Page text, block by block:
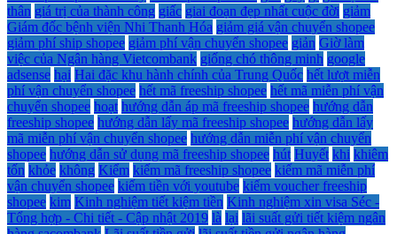
thân giá trị của thành công giấc giai đoạn đẹp nhất cuộc đời giảm
Giám đốc bệnh viện Nhi Thanh Hóa giảm giá vận chuyển shopee
giảm phí ship shopee giảm phí vận chuyển shopee giản Giờ làm
việc của Ngân hàng Vietcombank giống chó thông minh google
adsense hại Hai đặc khu hành chính của Trung Quốc hết lượt miễn
phí vận chuyển shopee hết mã freeship shopee hết mã miễn phí vận
chuyển shopee hoạt hướng dẫn áp mã freeship shopee hướng dẫn
freeship shopee hướng dẫn lấy mã freeship shopee hướng dẫn lấy
mã miễn phí vận chuyển shopee hướng dẫn miễn phí vận chuyển
shopee hướng dẫn sử dụng mã freeship shopee hút Huyết khi khiêm
tốn khỏe không Kiểm kiếm mã freeship shopee kiếm mã miễn phí
vận chuyển shopee kiếm tiền với youtube kiếm voucher freeship
shopee kim Kinh nghiệm tiết kiệm tiền Kinh nghiệm xin visa Séc -
Tổng hợp - Chi tiết - Cập nhật 2019 là lại lãi suất gửi tiết kiệm ngân